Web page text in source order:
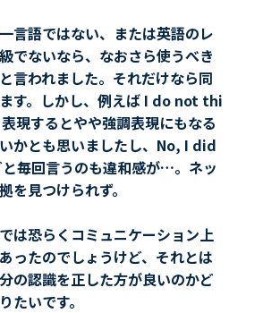
言語ではない、または英語のレ
でないなら、なおさら使うべき
言われました。それだけなら同
す。しかし、例えば I do not thi
現するとやや強調表現にもなる
かとも思いましたし、No, I did
毎回言うのも違和感が…。ネッ
を見つけられず。
は恐らくコミュニケーション上
ったのでしょうけど、それとは
の認識を正した方が良いのかど
たいです。